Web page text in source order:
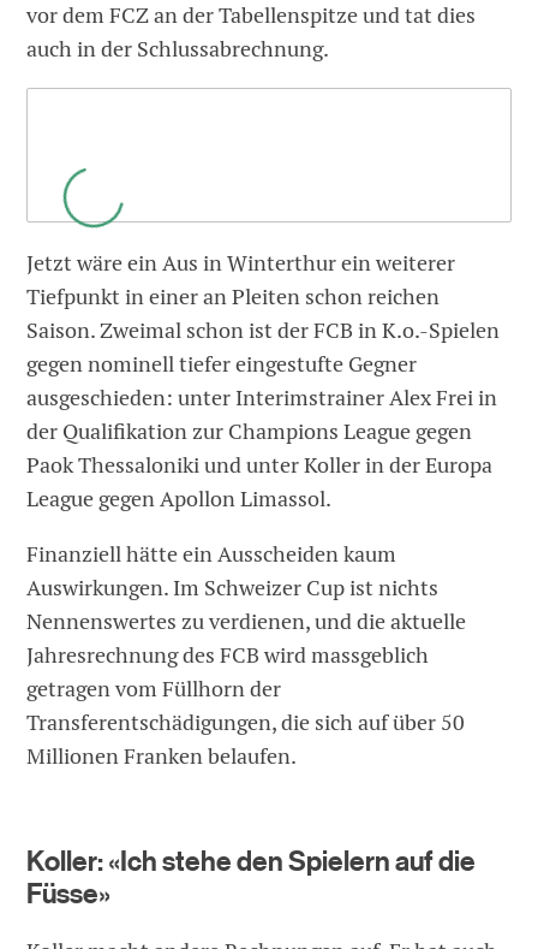
vor dem FCZ an der Tabellenspitze und tat dies
auch in der Schlussabrechnung.
Jetzt wäre ein Aus in Winterthur ein weiterer
Tiefpunkt in einer an Pleiten schon reichen
Saison. Zweimal schon ist der FCB in K.o.-Spielen
gegen nominell tiefer eingestufte Gegner
ausgeschieden: unter Interimstrainer Alex Frei in
der Qualifikation zur Champions League gegen
Paok Thessaloniki und unter Koller in der Europa
League gegen Apollon Limassol.
Finanziell hätte ein Ausscheiden kaum
Auswirkungen. Im Schweizer Cup ist nichts
Nennenswertes zu verdienen, und die aktuelle
Jahresrechnung des FCB wird massgeblich
getragen vom Füllhorn der
Transferentschädigungen, die sich auf über 50
Millionen Franken belaufen.
Koller: «Ich stehe den Spielern auf die
Füsse»